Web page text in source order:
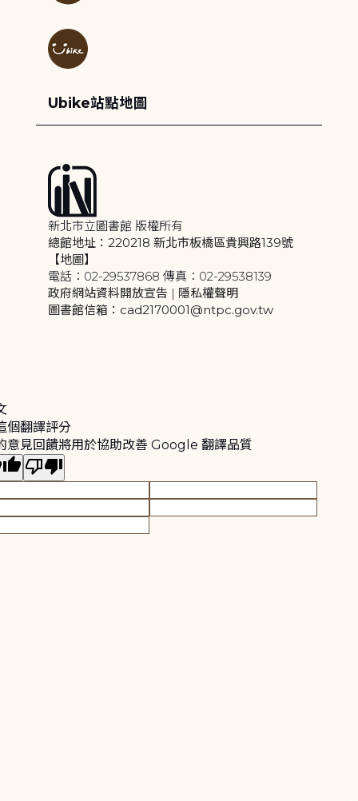
Ubike站點地圖
新北市立圖書館 版權所有
總館地址：220218 新北市板橋區貴興路139號
【地圖】
電話：02-29537868 傳真：02-29538139
政府網站資料開放宣告 | 隱私權聲明
圖書館信箱：cad2170001@ntpc.gov.tw
個翻譯評分
意見回饋將用於協助改善 Google 翻譯品質